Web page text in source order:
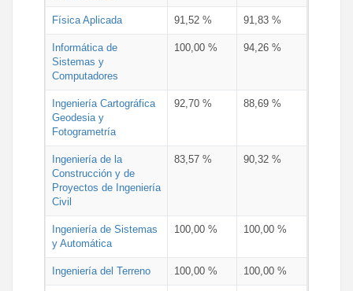
Física Aplicada 91,52 % 91,83 %
Informática de
Sistemas y
Computadores
100,00 % 94,26 %
Ingeniería Cartográfica
Geodesia y
Fotogrametría
92,70 % 88,69 %
Ingeniería de la
Construcción y de
Proyectos de Ingeniería
Civil
83,57 % 90,32 %
Ingeniería de Sistemas
y Automática
100,00 % 100,00 %
Ingeniería del Terreno 100,00 % 100,00 %